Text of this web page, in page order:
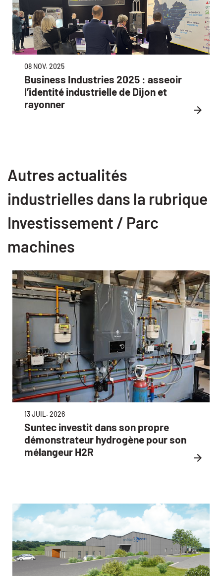
08 NOV. 2025
Business Industries 2025 : asseoir
l’identité industrielle de Dijon et
rayonner
Autres actualités
industrielles dans la rubrique
Investissement / Parc
machines
13 JUIL. 2026
Suntec investit dans son propre
démonstrateur hydrogène pour son
mélangeur H2R